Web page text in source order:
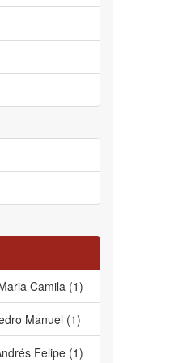
Camila (1)
Manuel (1)
Felipe (1)